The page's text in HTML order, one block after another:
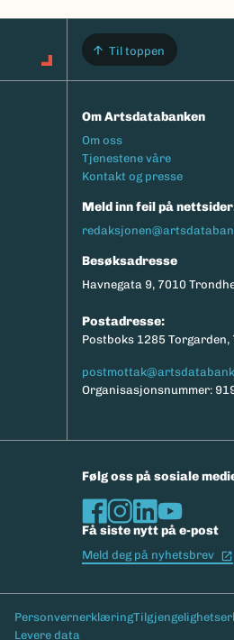
Til toppen
Om Artsdatabanken
Footermeny
Om oss
Tjenestene våre
Kontakt og presse
Meld inn feil på
Besøksadresse
Havnegata 9, 7010
Postadresse:
Postboks 1285 Torgarden,
Organisasjonsnummer:
Følg oss på sosiale
Få siste nytt på e-post
Meld deg på nyhetsbrev
Bunntekst
Personvernerklæring
Levere data